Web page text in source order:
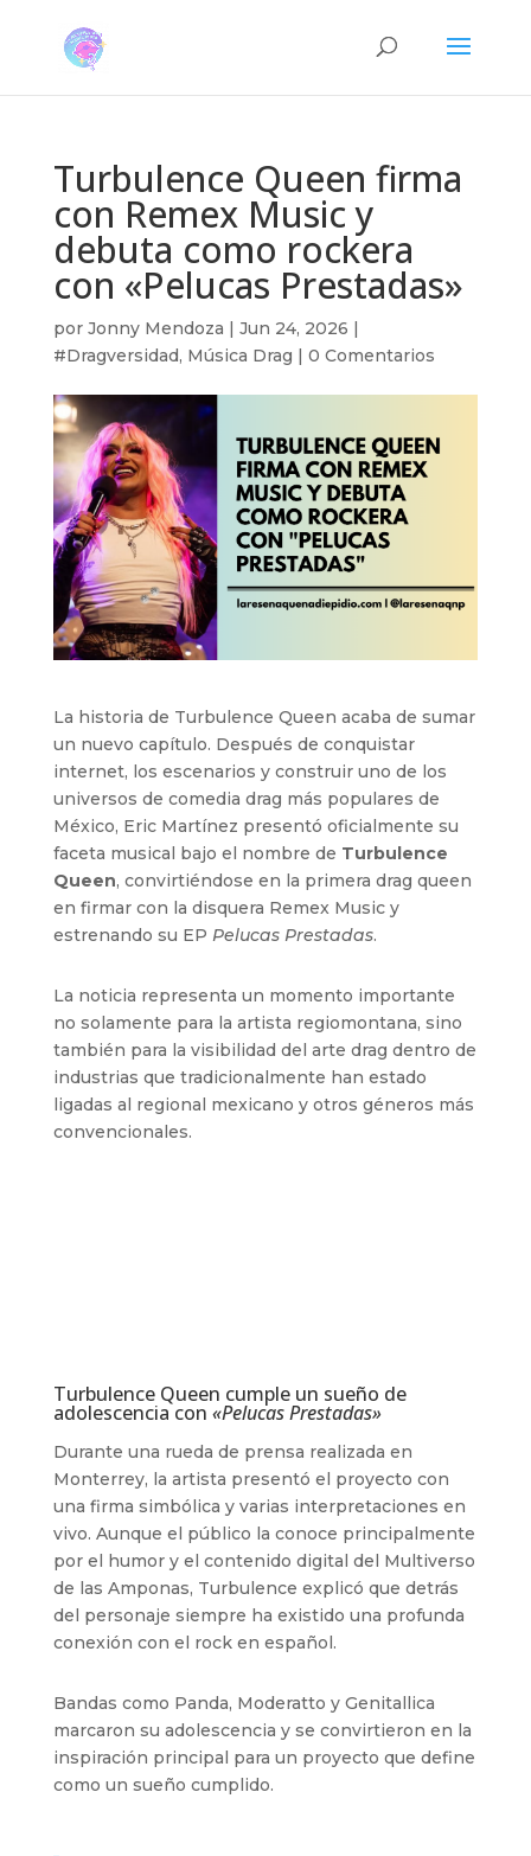
Turbulence Queen firma
con Remex Music y
debuta como rockera
con «Pelucas Prestadas»
por Jonny Mendoza | Jun 24, 2026 |
#Dragversidad, Música Drag | 0 Comentarios
La historia de Turbulence Queen acaba de sumar
un nuevo capítulo. Después de conquistar
internet, los escenarios y construir uno de los
universos de comedia drag más populares de
México, Eric Martínez presentó oficialmente su
faceta musical bajo el nombre de Turbulence
Queen, convirtiéndose en la primera drag queen
en firmar con la disquera Remex Music y
estrenando su EP Pelucas Prestadas.
La noticia representa un momento importante
no solamente para la artista regiomontana, sino
también para la visibilidad del arte drag dentro de
industrias que tradicionalmente han estado
ligadas al regional mexicano y otros géneros más
convencionales.
Turbulence Queen cumple un sueño de
adolescencia con «Pelucas Prestadas»
Durante una rueda de prensa realizada en
Monterrey, la artista presentó el proyecto con
una firma simbólica y varias interpretaciones en
vivo. Aunque el público la conoce principalmente
por el humor y el contenido digital del Multiverso
de las Amponas, Turbulence explicó que detrás
del personaje siempre ha existido una profunda
conexión con el rock en español.
Bandas como Panda, Moderatto y Genitallica
marcaron su adolescencia y se convirtieron en la
inspiración principal para un proyecto que define
como un sueño cumplido.